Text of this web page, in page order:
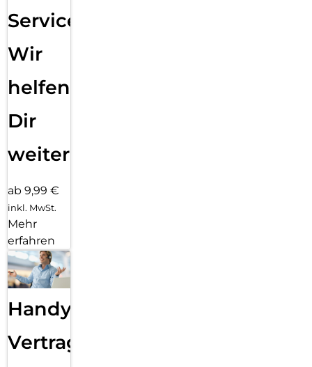
Service:
Wir
helfen
Dir
weiter
ab 9,99 €
inkl. MwSt.
Mehr
erfahren
Handy
Vertragsabwicklung